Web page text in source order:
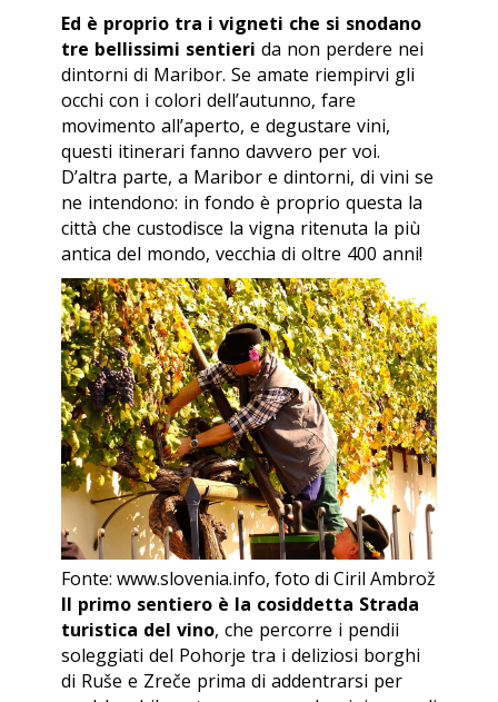
Ed è proprio tra i vigneti che si snodano
tre bellissimi sentieri da non perdere nei
dintorni di Maribor. Se amate riempirvi gli
occhi con i colori dell’autunno, fare
movimento all’aperto, e degustare vini,
questi itinerari fanno davvero per voi.
D’altra parte, a Maribor e dintorni, di vini se
ne intendono: in fondo è proprio questa la
città che custodisce la vigna ritenuta la più
antica del mondo, vecchia di oltre 400 anni!
Fonte: www.slovenia.info, foto di Ciril Ambrož
Il primo sentiero è la cosiddetta Strada
turistica del vino, che percorre i pendii
soleggiati del Pohorje tra i deliziosi borghi
di Ruše e Zreče prima di addentrarsi per